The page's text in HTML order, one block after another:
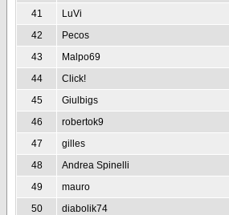
41
LuVi
42
Pecos
43
Malpo69
44
Click!
45
Giulbigs
46
robertok9
47
gilles
48
Andrea Spinelli
49
mauro
50
diabolik74